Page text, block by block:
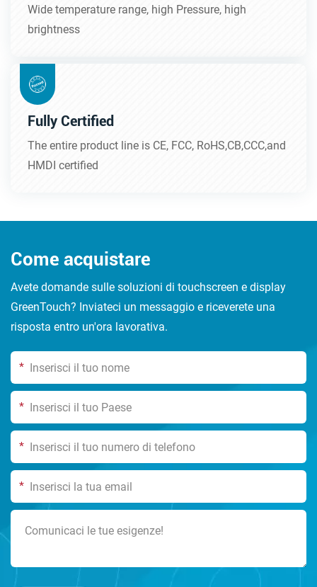
Wide temperature range, high Pressure, high
brightness
Fully Certified
The entire product line is CE, FCC, RoHS,CB,CCC,and
HMDI certified
Come acquistare
Avete domande sulle soluzioni di touchscreen e display
GreenTouch? Inviateci un messaggio e riceverete una
risposta entro un'ora lavorativa.
*
*
*
*